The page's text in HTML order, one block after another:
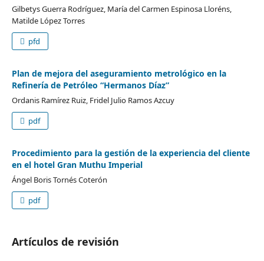
Gilbetys Guerra Rodríguez, María del Carmen Espinosa Lloréns,
Matilde López Torres
pfd
Plan de mejora del aseguramiento metrológico en la
Refinería de Petróleo “Hermanos Díaz”
Ordanis Ramírez Ruiz, Fridel Julio Ramos Azcuy
pdf
Procedimiento para la gestión de la experiencia del cliente
en el hotel Gran Muthu Imperial
Ángel Boris Tornés Coterón
pdf
Artículos de revisión